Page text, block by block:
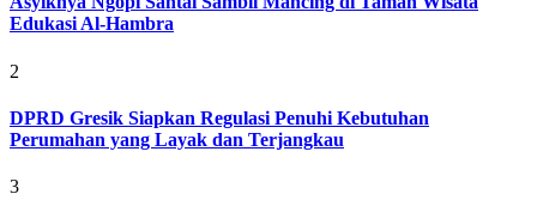
Edukasi Al-Hambra
2
DPRD Gresik Siapkan Regulasi Penuhi Kebutuhan
Perumahan yang Layak dan Terjangkau
3